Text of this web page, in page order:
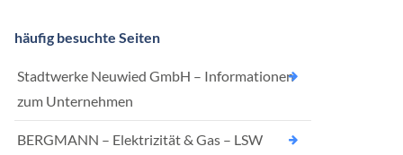
häufig besuchte Seiten
Stadtwerke Neuwied GmbH – Informationen
zum Unternehmen
BERGMANN – Elektrizität & Gas – LSW